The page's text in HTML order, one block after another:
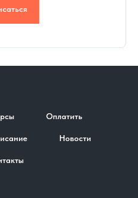
Оплатить
Новости